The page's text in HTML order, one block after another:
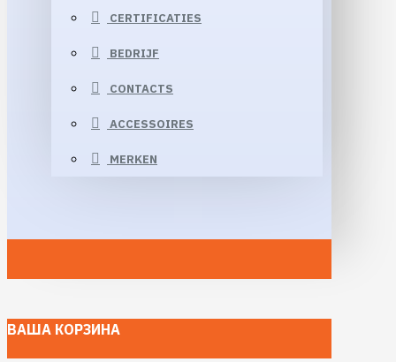
CERTIFICATIES
BEDRIJF
CONTACTS
ACCESSOIRES
MERKEN
ВАША КОРЗИНА